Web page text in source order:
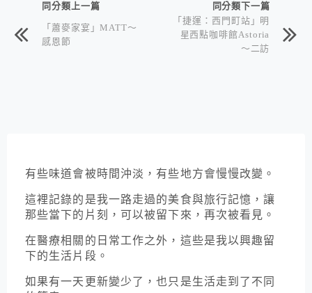
同分類上一篇
「蕭麥家宴」MATT～
感恩節
同分類下一篇
「捷運：西門町站」明
星西點咖啡館Astoria
～二訪
有些味道會被時間沖淡，有些地方會慢慢改變。
這裡記錄的是我一路走過的美食與旅行記憶，讓
那些當下的片刻，可以被留下來，再次被看見。
在醫療相關的日常工作之外，這些是我以興趣留
下的生活片段。
如果有一天更新變少了，也只是生活走到了不同